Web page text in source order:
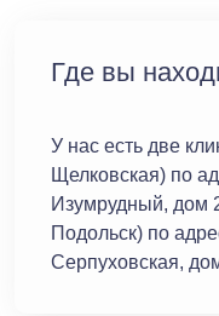
Где вы
У нас есть две
Щелковская) по
Изумрудный, дом
Подольск) по
Серпуховская,